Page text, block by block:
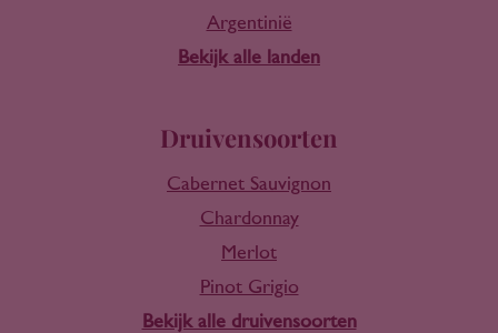
Argentinië
Bekijk alle landen
Druivensoorten
Cabernet Sauvignon
Chardonnay
Merlot
Pinot Grigio
Bekijk alle druivensoorten